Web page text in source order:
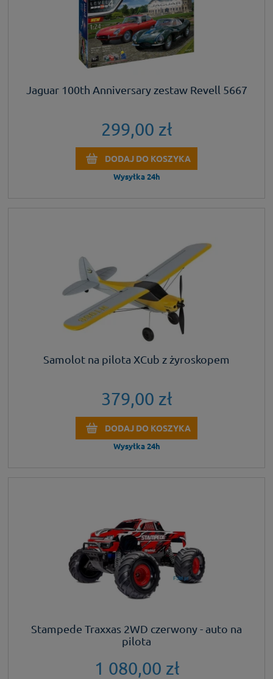
Jaguar 100th Anniversary zestaw Revell 5667
299,00 zł
DODAJ DO KOSZYKA
Wysyłka 24h
Samolot na pilota XCub z żyroskopem
379,00 zł
DODAJ DO KOSZYKA
Wysyłka 24h
Stampede Traxxas 2WD czerwony - auto na
pilota
1 080,00 zł